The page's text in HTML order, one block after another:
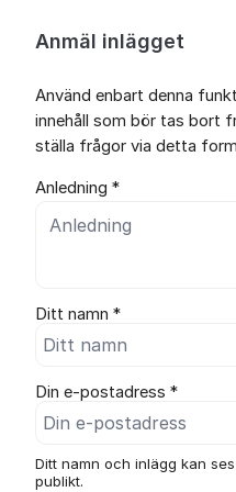
Anmäl inlägget
Använd enbart denna
innehåll som bör tas bort
ställa frågor via detta
Anledning *
Ditt namn *
Din e-postadress *
Ditt namn och inlägg kan
publikt.